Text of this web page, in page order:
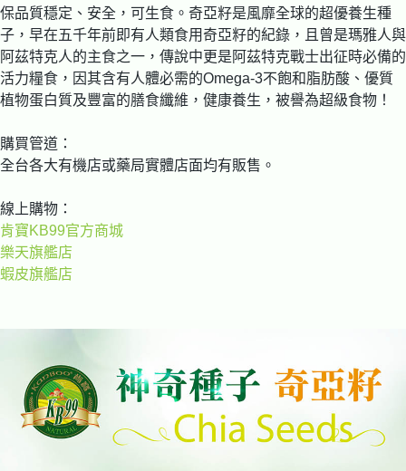
保品質穩定、安全，可生食。奇亞籽是風靡全球的超優養生種
子，早在五千年前即有人類食用奇亞籽的紀錄，且曾是瑪雅人與
阿茲特克人的主食之一，傳說中更是阿茲特克戰士出征時必備的
活力糧食，因其含有人體必需的Omega-3不飽和脂肪酸、優質
植物蛋白質及豐富的膳食纖維，健康養生，被譽為超級食物！
購買管道：
全台各大有機店或藥局實體店面均有販售。
線上購物：
肯寶KB99官方商城
樂天旗艦店
蝦皮旗艦店